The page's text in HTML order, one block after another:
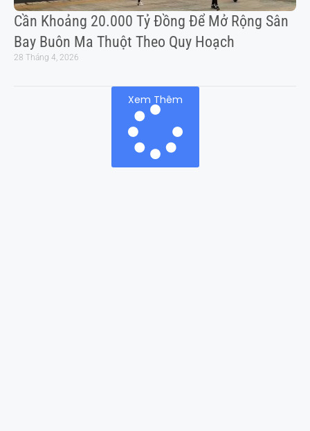
Cần Khoảng 20.000 Tỷ Đồng Để Mở Rộng Sân
Bay Buôn Ma Thuột Theo Quy Hoạch
28 Tháng 4, 2026
Xem Thêm